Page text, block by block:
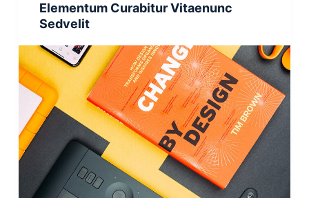
Elementum Curabitur Vitaenunc
Sedvelit